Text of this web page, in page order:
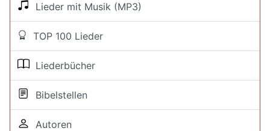
Lieder mit Musik (MP3)
TOP 100 Lieder
Liederbücher
Bibelstellen
Autoren